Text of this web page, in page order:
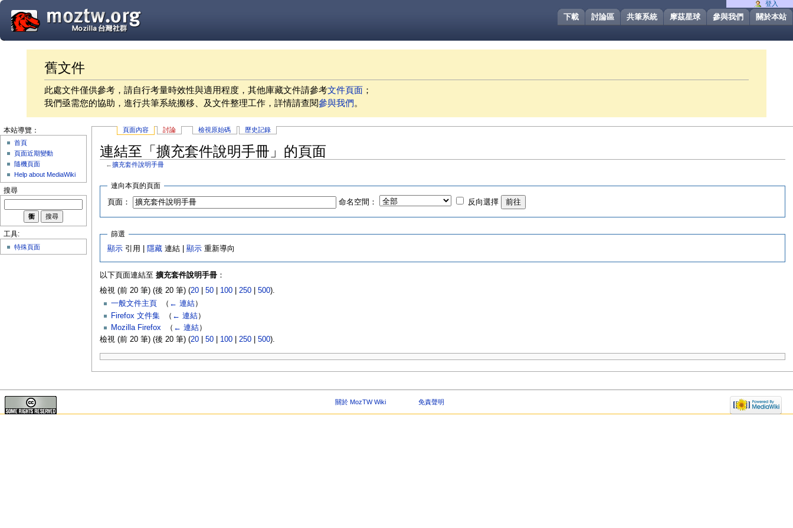
關於本站
參與我們
摩茲星球
共筆系統
討論區
下載
舊文件
此處文件僅供參考，請自行考量時效性與適用程度，其他庫藏文件請參考文件頁面 ；
我們亟需您的協助，進行共筆系統搬移、及文件整理工作，詳情請查閱參與我們。
頁面內容 討論 檢視原始碼 歷史記錄
連結至「擴充套件說明手冊」的頁面
←擴充套件說明手冊
連向本頁的頁面
頁面： 命名空間： 反向選擇
篩選
顯示 引用 | 隱藏 連結 |顯示 重新導向
以下頁面連結至 擴充套件說明手冊：
檢視 (前 20 筆) (後 20 筆) (20| 50| 100| 250| 500).
一般文件主頁
（ ← 連結）
Firefox 文件集‎ （ ← 連結）
Mozilla Firefox‎ （ ← 連結）
檢視 (前 20 筆) (後 20 筆) (20| 50| 100| 250| 500).
登入
本站導覽：
首頁
頁面近期變動
隨機頁面
Help about MediaWiki
搜尋
工具:
特殊頁面
關於 MozTW Wiki 免責聲明